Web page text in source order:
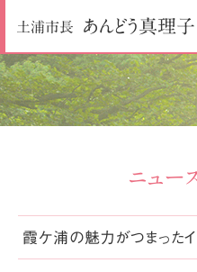
土浦市長 あんどう真理子
ニュー
霞ケ浦の魅力がつまった